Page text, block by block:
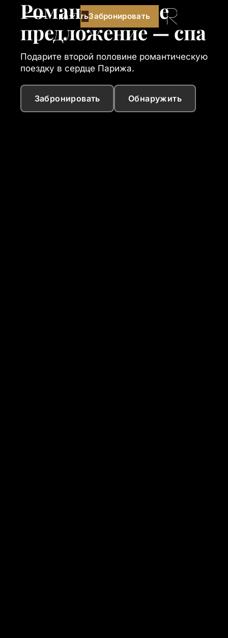
Ru Забронировать
Забронировать
Романтическое
предложение — спа
Подарите второй половине романтическую
поездку в сердце Парижа.
Забронировать Обнаружить